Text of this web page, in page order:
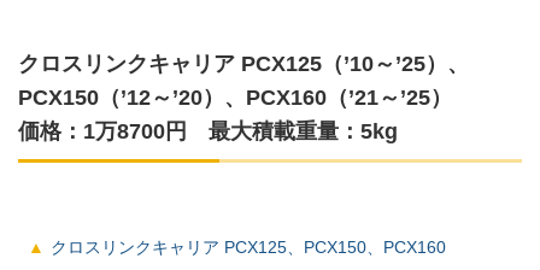
クロスリンクキャリア PCX125（’10～’25）、
PCX150（’12～’20）、PCX160（’21～’25）
価格：1万8700円 最大積載重量：5kg
クロスリンクキャリア PCX125、PCX150、PCX160